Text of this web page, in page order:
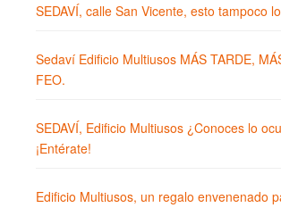
SEDAVÍ, calle San Vicente, esto tampoco
Sedaví Edificio Multiusos MÁS TARDE,
FEO.
SEDAVÍ, Edificio Multiusos ¿Conoces lo
¡Entérate!
Edificio Multiusos, un regalo envenenado